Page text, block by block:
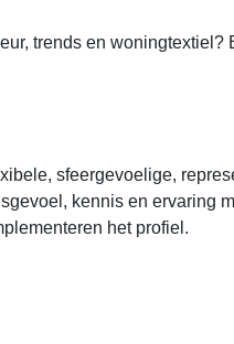
trends en
sfeergevoelige,
kennis en ervaring
het profiel.